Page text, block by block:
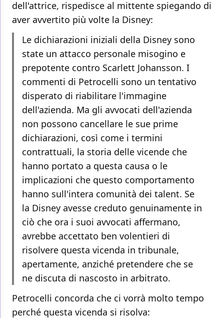
dell'attrice, rispedisce al mittente spiegando di
aver avvertito più volte la Disney:
Le dichiarazioni iniziali della Disney sono
state un attacco personale misogino e
prepotente contro Scarlett Johansson. I
commenti di Petrocelli sono un tentativo
disperato di riabilitare l'immagine
dell'azienda. Ma gli avvocati dell'azienda
non possono cancellare le sue prime
dichiarazioni, così come i termini
contrattuali, la storia delle vicende che
hanno portato a questa causa o le
implicazioni che questo comportamento
hanno sull'intera comunità dei talent. Se
la Disney avesse creduto genuinamente in
ciò che ora i suoi avvocati affermano,
avrebbe accettato ben volentieri di
risolvere questa vicenda in tribunale,
apertamente, anziché pretendere che se
ne discuta di nascosto in arbitrato.
Petrocelli concorda che ci vorrà molto tempo
perché questa vicenda si risolva: